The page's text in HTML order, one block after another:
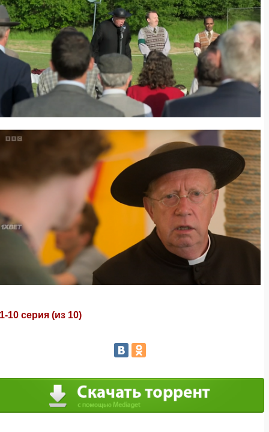
1-10 серия (из 10)